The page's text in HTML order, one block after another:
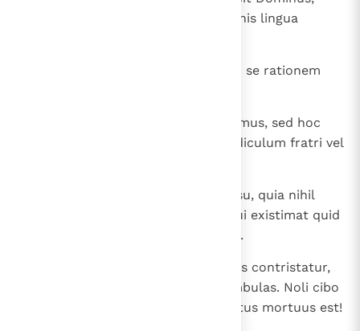
mihi flectetur omne genu, et omnis lingua
Itaque unusquisque nostrum pro se rationem
Non ergo amplius invicem iudicemus, sed hoc
iudicate magis, ne ponatis offendiculum fratri vel
Scio et certus sum in Domino Iesu, quia nihil
commune per seipsum, nisi ei, qui existimat quid
commune esse, illi commune est.
Si enim propter cibum frater tuus contristatur,
iam non secundum caritatem ambulas. Noli cibo
tuo illum perdere, pro quo Christus mortuus est!